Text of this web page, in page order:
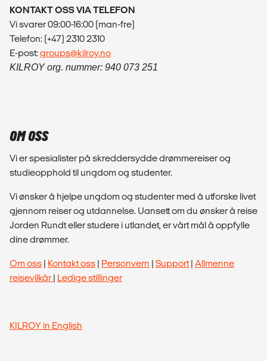
KONTAKT OSS VIA TELEFON
Vi svarer 09:00-16:00 (man-fre)
Telefon: (+47) 2310 2310
E-post:groups@kilroy.no
KILROY org. nummer: 940 073 251
OM OSS
Vi er spesialister på skreddersydde drømmereiser og
studieopphold til ungdom og studenter.
Vi ønsker å hjelpe ungdom og studenter med å utforske livet
gjennom reiser og utdannelse. Uansett om du ønsker å reise
Jorden Rundt eller studere i utlandet, er vårt mål å oppfylle
dine drømmer.
Om oss | Kontakt oss | Personvern | Support| Allmenne
reisevilkår | Ledige stillinger
KILROY in English